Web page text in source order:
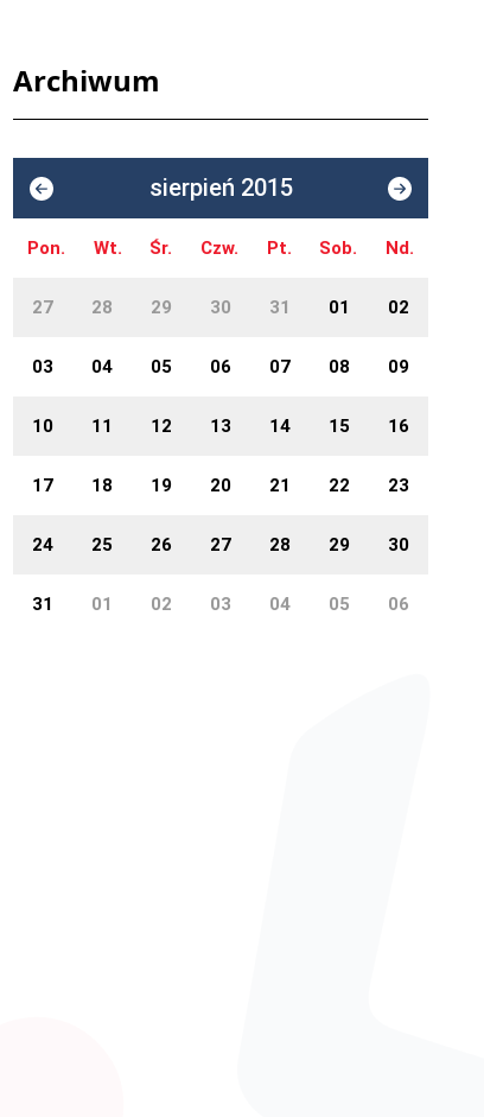
Archiwum
sierpień 2015
Pon. Wt. Śr. Czw. Pt. Sob. Nd.
27 28 29 30 31 01 02
03 04 05 06 07 08 09
10 11 12 13 14 15 16
17 18 19 20 21 22 23
24 25 26 27 28 29 30
31 01 02 03 04 05 06